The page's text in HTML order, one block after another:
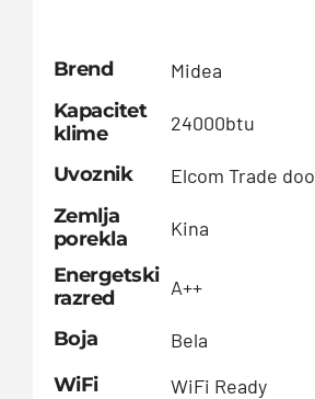
Brend
Midea
Kapacitet
klime
24000btu
Uvoznik
Elcom Trade doo
Zemlja
porekla
Kina
Energetski
razred
A++
Boja
Bela
WiFi
WiFi Ready